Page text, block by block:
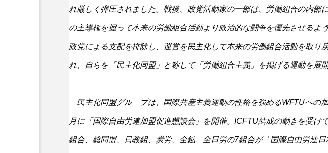
れ厳しく弾圧されました。戦後、政党活動家の一部は、労働組合の内部
の主導権を握って本来の労働組合活動より政治的な闘争を優先させるよ
政党による支配を排除し、運営を民主化して本来の労働組合活動を取り
れ、自らを「民主化同盟」と称して「労働組合主義」を掲げる運動を展開
民主化同盟グループは、国際共産主義運動の性格を強めるWFTUへの
月に「国際自由労連加盟促進懇談会」を開催。 ICFTU結成の動きを受け
組合、総同盟、日教組、炭労、全鉱、全日労の7組合が「国際自由労連